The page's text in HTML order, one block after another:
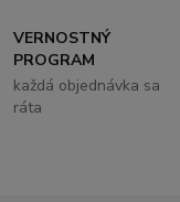
VERNOSTNÝ
PROGRAM
každá objednávka sa
ráta